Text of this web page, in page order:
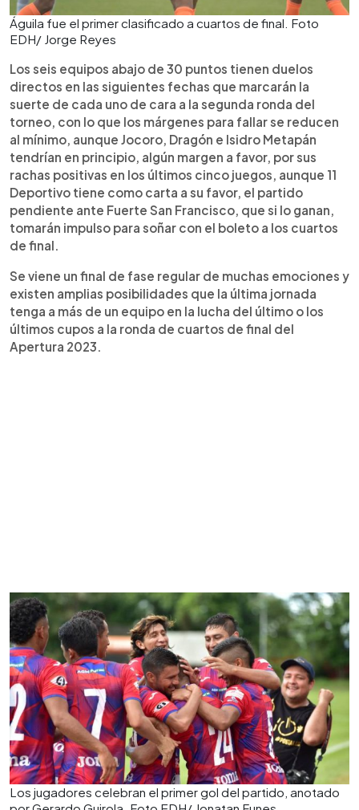
Águila fue el primer clasificado a cuartos de final. Foto
EDH/ Jorge Reyes
Los seis equipos abajo de 30 puntos tienen duelos
directos en las siguientes fechas que marcarán la
suerte de cada uno de cara a la segunda ronda del
torneo, con lo que los márgenes para fallar se reducen
al mínimo, aunque Jocoro, Dragón e Isidro Metapán
tendrían en principio, algún margen a favor, por sus
rachas positivas en los últimos cinco juegos, aunque 11
Deportivo tiene como carta a su favor, el partido
pendiente ante Fuerte San Francisco, que si lo ganan,
tomarán impulso para soñar con el boleto a los cuartos
de final.
Se viene un final de fase regular de muchas emociones y
existen amplias posibilidades que la última jornada
tenga a más de un equipo en la lucha del último o los
últimos cupos a la ronda de cuartos de final del
Apertura 2023.
Los jugadores celebran el primer gol del partido, anotado